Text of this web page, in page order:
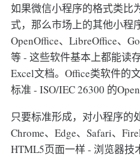
如果微信小程序的格式类比
式，那么市场上的其他小程
OpenOffice、LibreOffice、
等 - 这些软件基本上都能读
Excel文档。Office类软件的
标准 - ISO/IEC 26300 的
只要标准形成，对小程序的
Chrome、Edge、Safari、
HTML5页面一样 - 浏览器技